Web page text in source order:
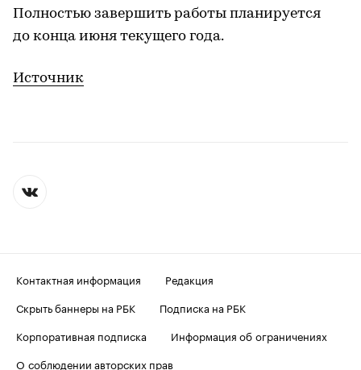
Полностью завершить работы планируется
до конца июня текущего года.
Источник
Контактная информация
Редакция
Скрыть баннеры на РБК
Подписка на РБК
Корпоративная подписка
Информация об ограничениях
О соблюдении авторских прав